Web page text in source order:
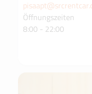
Öffnungszeiten
8:00 - 22:00